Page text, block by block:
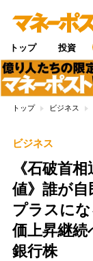
トップ 投資
トップ ビジネス
ビジネス
《石破首
値》誰が自
プラスに
価上昇継
銀行株